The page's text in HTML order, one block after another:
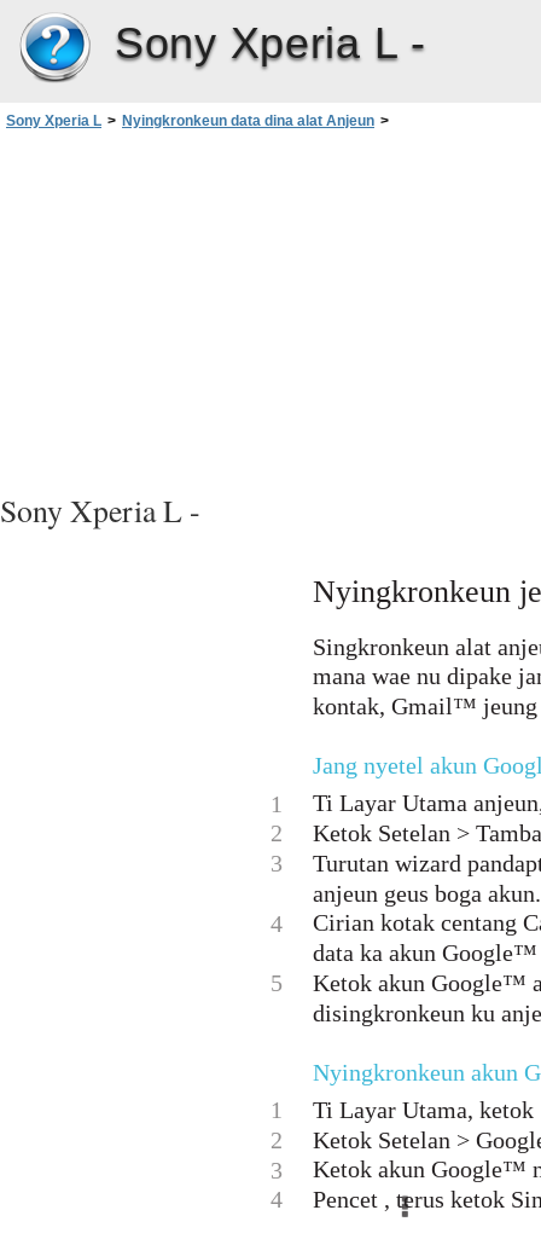
Sony Xperia L -
Sony Xperia L > Nyingkronkeun data dina alat Anjeun >
Sony Xperia L -
Nyingkronkeun
Singkronkeun alat
mana wae nu dipake
kontak, Gmail™ jeung
Jang nyetel akun
1
Ti Layar Utama
2
Ketok Setelan >
3
Turutan wizard
anjeun geus boga akun.
4
Cirian kotak centang
data ka akun Google™
5
Ketok akun Google™
disingkronkeun ku
Nyingkronkeun akun
1
Ti Layar Utama, ketok
2
Ketok Setelan >
3
Ketok akun Google™
4
Pencet , terus ketok